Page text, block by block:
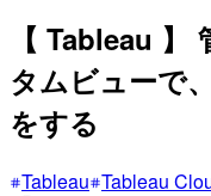
【 Tableau
タムビューで
をする
Tableau Tableau